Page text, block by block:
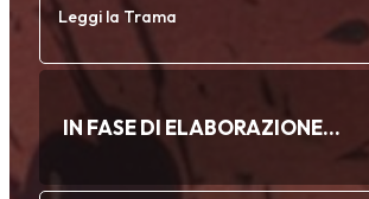
Leggi la Trama
IN FASE DI ELABORAZIONE…